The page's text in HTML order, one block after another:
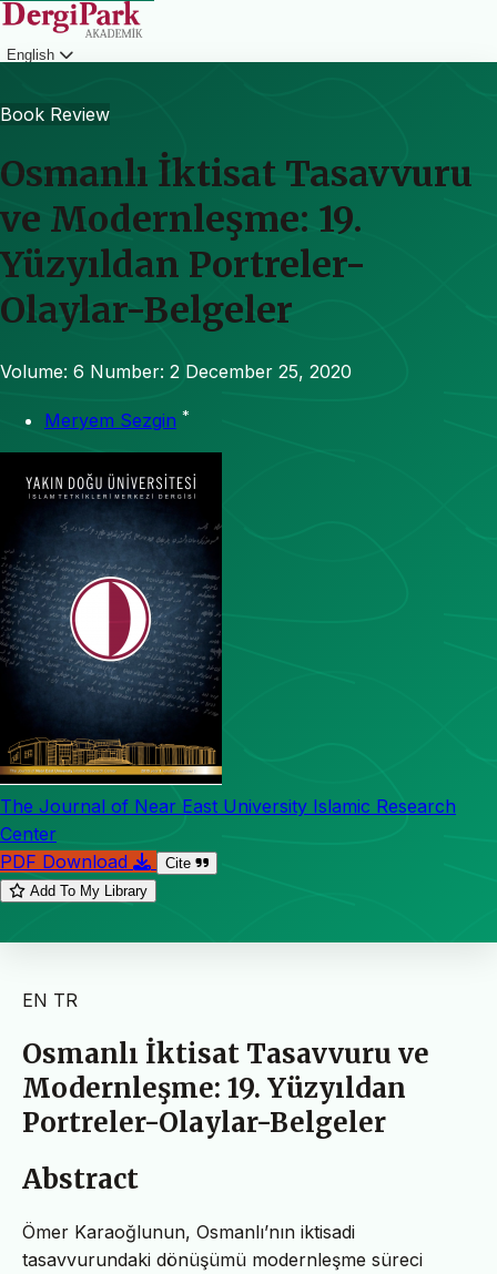
English
Book Review
Osmanlı İktisat Tasavvuru
ve Modernleşme: 19.
Yüzyıldan Portreler-
Olaylar-Belgeler
Volume: 6 Number: 2 December 25, 2020
Meryem Sezgin *
The Journal of Near East University Islamic Research
Center
PDF Download
Cite
Add To My Library
EN TR
Osmanlı İktisat Tasavvuru ve
Modernleşme: 19. Yüzyıldan
Portreler-Olaylar-Belgeler
Abstract
Ömer Karaoğlunun, Osmanlı’nın iktisadi
tasavvurundaki dönüşümü modernleşme süreci